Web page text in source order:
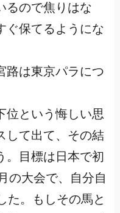
るので焦りはな
ぐ保てるようにな
路は東京パラにつ
位という悔しい思
して出て、その結
。目標は日本で初
の大会で、自分自
た。もしその馬と